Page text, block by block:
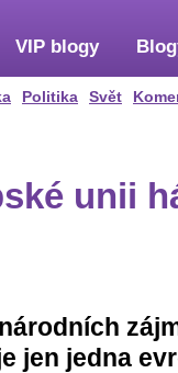
Politika Svět
VIP blogy
unii
jen jedna